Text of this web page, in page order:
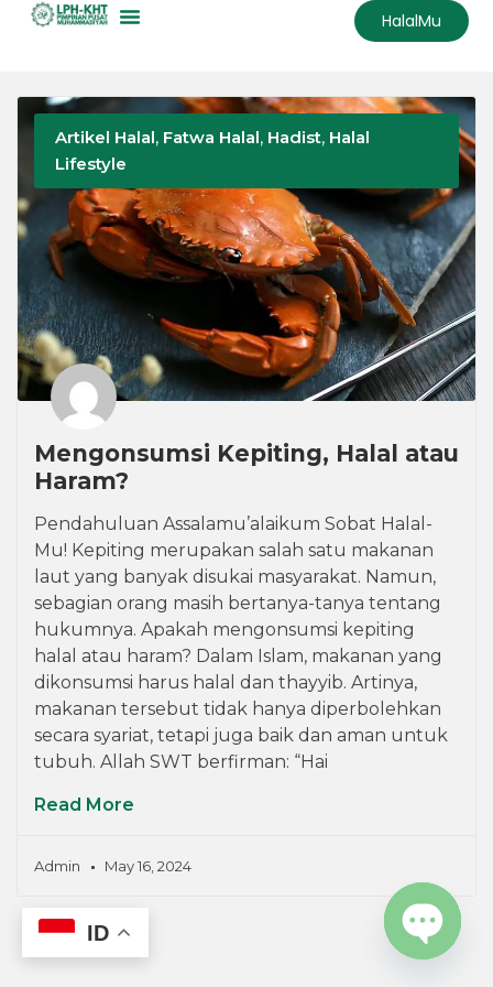
HalalMu
Artikel Halal, Fatwa Halal, Hadist, Halal
Lifestyle
Mengonsumsi Kepiting, Halal atau
Haram?
Pendahuluan Assalamu’alaikum Sobat Halal-
Mu! Kepiting merupakan salah satu makanan
laut yang banyak disukai masyarakat. Namun,
sebagian orang masih bertanya-tanya tentang
hukumnya. Apakah mengonsumsi kepiting
halal atau haram? Dalam Islam, makanan yang
dikonsumsi harus halal dan thayyib. Artinya,
makanan tersebut tidak hanya diperbolehkan
secara syariat, tetapi juga baik dan aman untuk
tubuh. Allah SWT berfirman: “Hai
Read More
Admin May 16, 2024
ID